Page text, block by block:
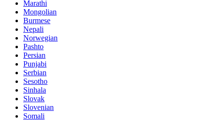
Marathi
Mongolian
Burmese
Nepali
Norwegian
Pashto
Persian
Punjabi
Serbian
Sesotho
Sinhala
Slovak
Slovenian
Somali